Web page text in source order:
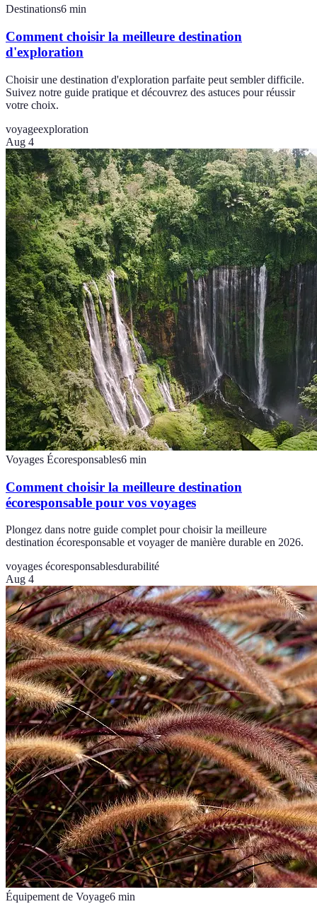
Destinations6 min
Comment choisir la meilleure destination
d'exploration
Choisir une destination d'exploration parfaite peut sembler difficile.
Suivez notre guide pratique et découvrez des astuces pour réussir
votre choix.
voyageexploration
Aug 4
Voyages Écoresponsables6 min
Comment choisir la meilleure destination
écoresponsable pour vos voyages
Plongez dans notre guide complet pour choisir la meilleure
destination écoresponsable et voyager de manière durable en 2026.
voyages écoresponsablesdurabilité
Aug 4
Équipement de Voyage6 min